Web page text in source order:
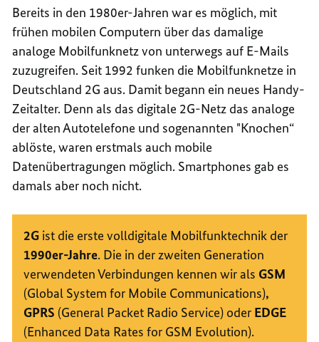
Bereits in den 1980er-Jahren war es möglich, mit
frühen mobilen Computern über das damalige
analoge Mobilfunknetz von unterwegs auf E-Mails
zuzugreifen. Seit 1992 funken die Mobilfunknetze in
Deutschland 2G aus. Damit begann ein neues Handy-
Zeitalter. Denn als das digitale 2G-Netz das analoge
der alten Autotelefone und sogenannten "Knochen“
ablöste, waren erstmals auch mobile
Datenübertragungen möglich. Smartphones gab es
damals aber noch nicht.
2G ist die erste volldigitale Mobilfunktechnik der
1990er-Jahre. Die in der zweiten Generation
verwendeten Verbindungen kennen wir als GSM
(Global System for Mobile Communications),
GPRS (General Packet Radio Service) oder EDGE
(Enhanced Data Rates for GSM Evolution).